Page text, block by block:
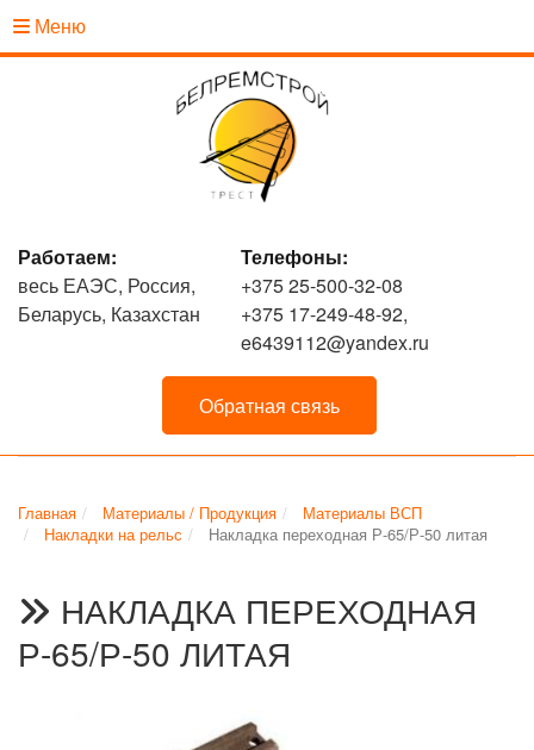
Меню
Работаем:
весь ЕАЭС, Россия,
Беларусь, Казахстан
Телефоны:
+375 25-500-32-08
+375 17-249-48-92,
e6439112@yandex.ru
Обратная связь
Главная Материалы / Продукция
Материалы ВСП
Накладки на рельс
Накладка переходная Р-65/Р-50 литая
НАКЛАДКА ПЕРЕХОДНАЯ
Р-65/Р-50 ЛИТАЯ